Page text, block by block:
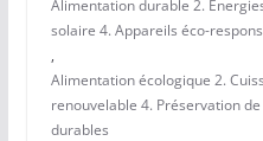
Alimentation durable 2.
solaire 4. Appareils éco-
,
Alimentation écologique 2.
renouvelable 4. Préservation
durables